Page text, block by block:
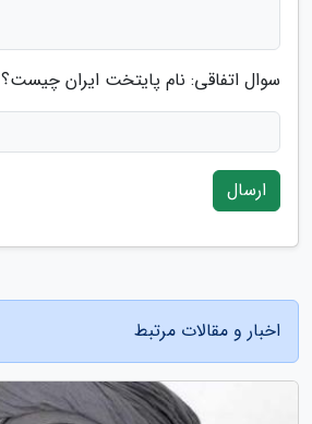
سوال اتفاقی: نام پایتخت ایران چیست؟
ارسال
اخبار و مقالات مرتبط